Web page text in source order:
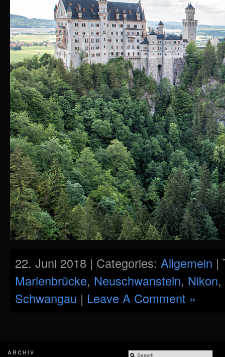
22. Juni 2018 | Categories: Allgemein |
Marienbrücke, Neuschwanstein, Nikon,
Schwangau | Leave A Comment »
ARCHIV